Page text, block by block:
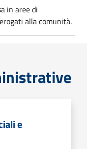
in aree di
alla comunità.
e